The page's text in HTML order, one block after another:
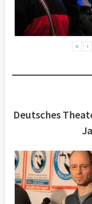
« ‹
Deutsches